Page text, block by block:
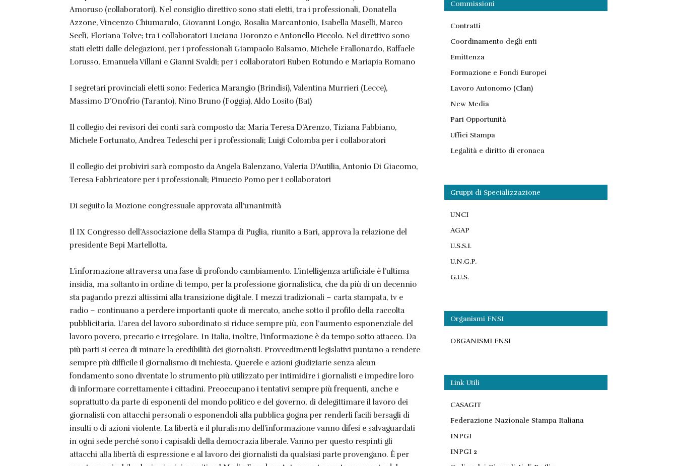
Amoruso (collaboratori). Nel consiglio direttivo sono stati eletti, tra i professionali, Donatella
Azzone, Vincenzo Chiumarulo, Giovanni Longo, Rosalia Marcantonio, Isabella Maselli, Marco
Seclì, Floriana Tolve; tra i collaboratori Luciana Doronzo e Antonello Piccolo. Nel direttivo sono
stati eletti dalle delegazioni, per i professionali Giampaolo Balsamo, Michele Frallonardo, Raffaele
Lorusso, Emanuela Villani e Gianni Svaldi; per i collaboratori Ruben Rotundo e Mariapia Romano
I segretari provinciali eletti sono: Federica Marangio (Brindisi), Valentina Murrieri (Lecce),
Massimo D’Onofrio (Taranto), Nino Bruno (Foggia), Aldo Losito (Bat)
Il collegio dei revisori dei conti sarà composto da: Maria Teresa D’Arenzo, Tiziana Fabbiano,
Michele Fortunato, Andrea Tedeschi per i professionali; Luigi Colomba per i collaboratori
Il collegio dei probiviri sarà composto da Angela Balenzano, Valeria D’Autilia, Antonio Di Giacomo,
Teresa Fabbricatore per i professionali; Pinuccio Pomo per i collaboratori
Di seguito la Mozione congressuale approvata all’unanimità
Il IX Congresso dell’Associazione della Stampa di Puglia, riunito a Bari, approva la relazione del
presidente Bepi Martellotta.
L’informazione attraversa una fase di profondo cambiamento. L’intelligenza artificiale è l’ultima
insidia, ma soltanto in ordine di tempo, per la professione giornalistica, che da più di un decennio
sta pagando prezzi altissimi alla transizione digitale. I mezzi tradizionali – carta stampata, tv e
radio – continuano a perdere importanti quote di mercato, anche sotto il profilo della raccolta
pubblicitaria. L’area del lavoro subordinato si riduce sempre più, con l’aumento esponenziale del
lavoro povero, precario e irregolare. In Italia, inoltre, l’informazione è da tempo sotto attacco. Da
più parti si cerca di minare la credibilità dei giornalisti. Provvedimenti legislativi puntano a rendere
sempre più difficile il giornalismo di inchiesta. Querele e azioni giudiziarie senza alcun
fondamento sono diventate lo strumento più utilizzato per intimidire i giornalisti e impedire loro
di informare correttamente i cittadini. Preoccupano i tentativi sempre più frequenti, anche e
soprattutto da parte di esponenti del mondo politico e del governo, di delegittimare il lavoro dei
giornalisti con attacchi personali o esponendoli alla pubblica gogna per renderli facili bersagli di
insulti o di azioni violente. La libertà e il pluralismo dell’informazione vanno difesi e salvaguardati
in ogni sede perché sono i capisaldi della democrazia liberale. Vanno per questo respinti gli
attacchi alla libertà di espressione e al lavoro dei giornalisti da qualsiasi parte provengano. È per
Commissioni
Contratti
Coordinamento degli enti
Emittenza
Formazione e Fondi Europei
Lavoro Autonomo (Clan)
New Media
Pari Opportunità
Uffici Stampa
Legalità e diritto di cronaca
Gruppi di Specializzazione
UNCI
AGAP
U.S.S.I.
U.N.G.P.
G.U.S.
Organismi FNSI
ORGANISMI FNSI
Link Utili
CASAGIT
Federazione Nazionale Stampa Italiana
INPGI
INPGI 2